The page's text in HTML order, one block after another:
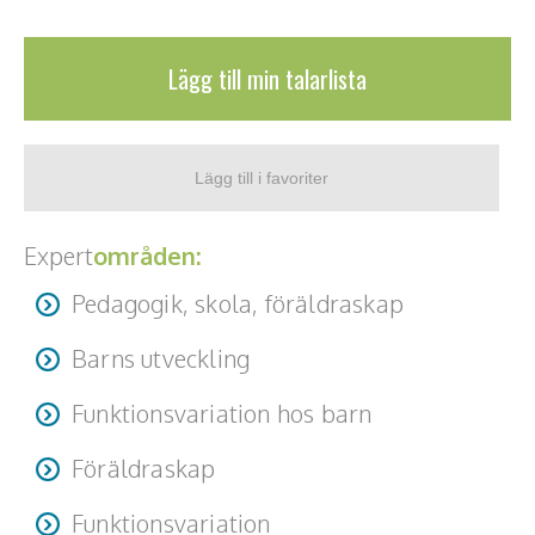
Vård, omsorg, beroende
Kända personer
Idrottare och äventyrare
Kända musiker
Skådespelare
Alla talare
Alla ämnen
Lägg till min talarlista
Expertområden:
Pedagogik, skola, föräldraskap
Barns utveckling
Funktionsvariation hos barn
Föräldraskap
Funktionsvariation